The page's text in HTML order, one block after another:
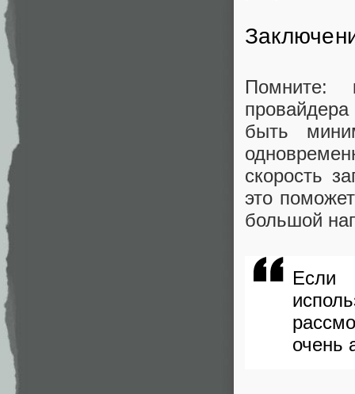
Помните:
быть
скорость
это
большой
Если
очень